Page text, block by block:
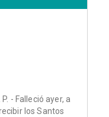
- Falleció ayer, a
los Santos